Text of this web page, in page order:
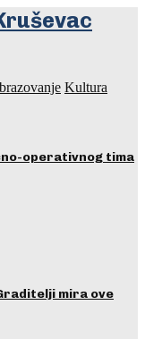
Kultura
operativnog tima
mira ove